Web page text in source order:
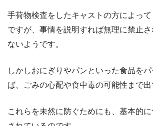
手荷物検査をしたキャストの方によって
ですが、事情を説明すれば無理に禁止
ないようです。
しかしおにぎりやパンといった食品を
ば、ごみの心配や食中毒の可能性まで出
これらを未然に防ぐためにも、基本的